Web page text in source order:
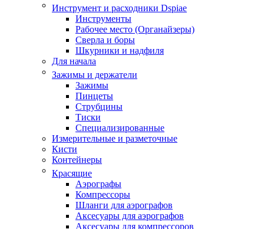
Инструмент и расходники Dspiae
Инструменты
Рабочее место (Органайзеры)
Сверла и боры
Шкурники и надфиля
Для начала
Зажимы и держатели
Зажимы
Пинцеты
Струбцины
Тиски
Специализированные
Измерительные и разметочные
Кисти
Контейнеры
Красящие
Аэрографы
Компрессоры
Шланги для аэрографов
Аксесуары для аэрографов
Аксесуары для компрессоров